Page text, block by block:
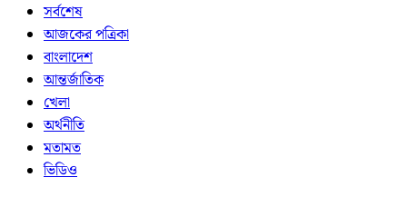
সর্বশেষ
আজকের পত্রিকা
বাংলাদেশ
আন্তর্জাতিক
খেলা
অর্থনীতি
মতামত
ভিডিও